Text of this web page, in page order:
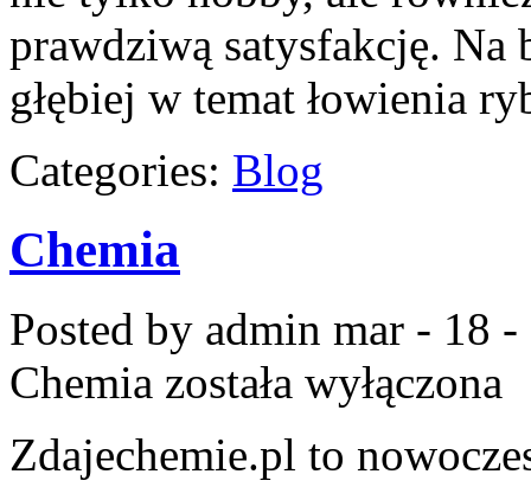
prawdziwą satysfakcję.
głębiej w temat łowienia
Categories: Blog
Chemia
Posted by admin mar - 18 -
Chemia została wyłączona
Zdajechemie.pl to